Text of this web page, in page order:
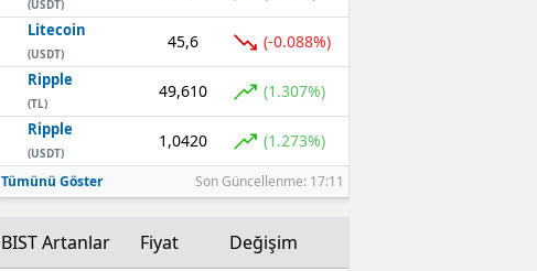
(USDT)
Litecoin
(USDT)
45,6 (-0.088%)
Ripple
(TL)
49,610 (1.307%)
Ripple
(USDT)
1,0420 (1.273%)
Tümünü Göster Son Güncellenme: 17:11
BIST Artanlar Fiyat Değişim